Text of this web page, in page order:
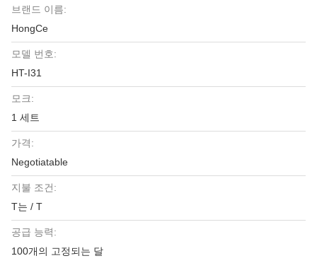
브랜드 이름:
HongCe
모델 번호:
HT-I31
모크:
1 세트
가격:
Negotiatable
지불 조건:
T는 / T
공급 능력:
100개의 고정되는 달